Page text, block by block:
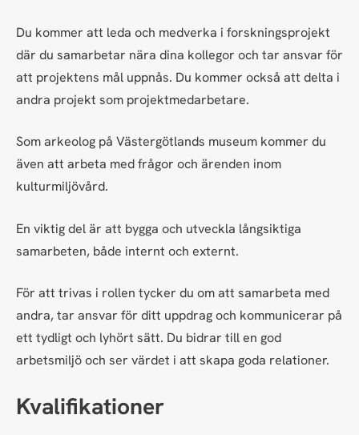
Du kommer att leda och medverka i forskningsprojekt
där du samarbetar nära dina kollegor och tar ansvar för
att projektens mål uppnås. Du kommer också att delta i
andra projekt som projektmedarbetare.
Som arkeolog på Västergötlands museum kommer du
även att arbeta med frågor och ärenden inom
kulturmiljövård.
En viktig del är att bygga och utveckla långsiktiga
samarbeten, både internt och externt.
För att trivas i rollen tycker du om att samarbeta med
andra, tar ansvar för ditt uppdrag och kommunicerar på
ett tydligt och lyhört sätt. Du bidrar till en god
arbetsmiljö och ser värdet i att skapa goda relationer.
Kvalifikationer